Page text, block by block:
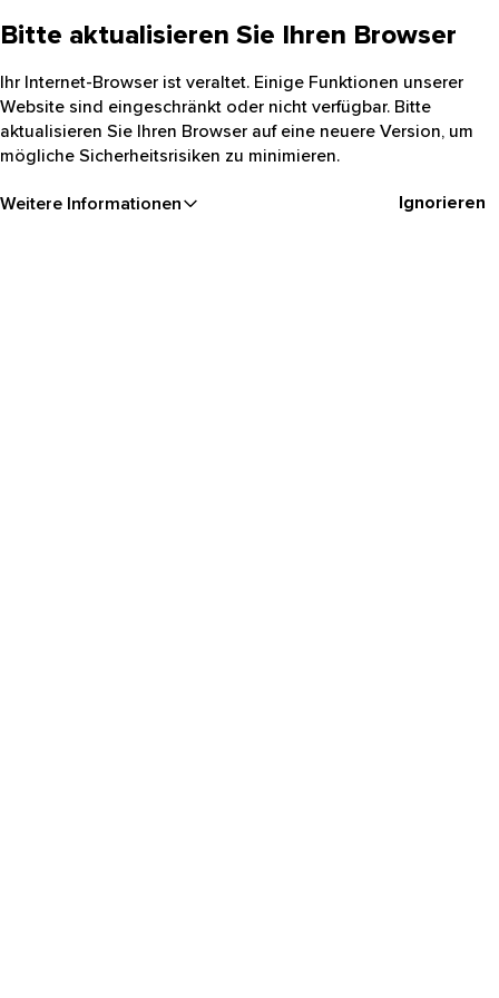
Bitte aktualisieren Sie Ihren Browser
Ihr Internet-Browser ist veraltet. Einige Funktionen unserer
Website sind eingeschränkt oder nicht verfügbar. Bitte
aktualisieren Sie Ihren Browser auf eine neuere Version, um
mögliche Sicherheitsrisiken zu minimieren.
Weitere Informationen Ignorieren